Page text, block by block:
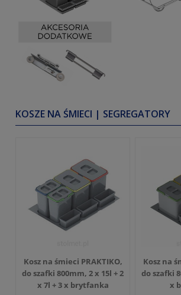
KOSZE NA ŚMIECI | SEGREGATORY
Kosz na śmieci PRAKTIKO,
do szafki 800mm, 2 x 15l + 2
x 7l + 3 x brytfanka
Kosz na
do szafki
x